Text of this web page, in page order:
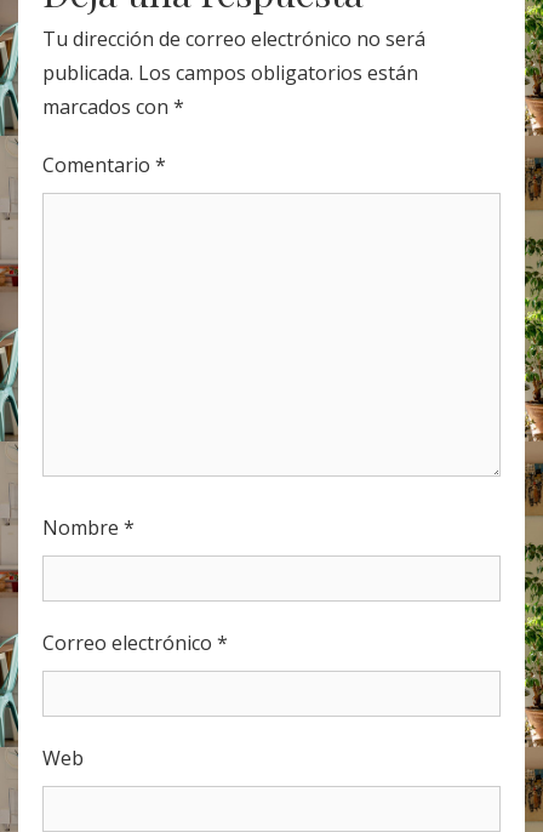
Tu dirección de correo electrónico no será
publicada. Los campos obligatorios están
marcados con *
Comentario *
Nombre *
Correo electrónico *
Web